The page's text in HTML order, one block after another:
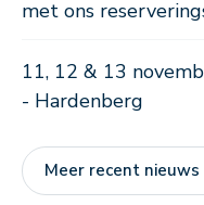
met ons
11, 12 & 13
- Hardenberg
Meer recent nieuws